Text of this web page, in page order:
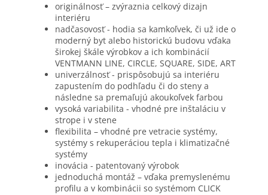
originálnosť – zvýraznia celkový dizajn
interiéru
nadčasovosť - hodia sa kamkoľvek, či už ide o
moderný byt alebo historickú budovu vďaka
širokej škále výrobkov a ich kombinácií
VENTMANN LINE, CIRCLE, SQUARE, SIDE, ART
univerzálnosť - prispôsobujú sa interiéru
zapustením do podhľadu či do steny a
následne sa premaľujú akoukoľvek farbou
vysoká variabilita - vhodné pre inštaláciu v
strope i v stene
flexibilita – vhodné pre vetracie systémy,
systémy s rekuperáciou tepla i klimatizačné
systémy
inovácia - patentovaný výrobok
jednoduchá montáž – vďaka premyslenému
profilu a v kombinácii so systémom CLICK